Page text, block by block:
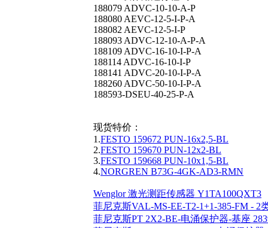
188079 ADVC-10-10-A-P
188080 AEVC-12-5-I-P-A
188082 AEVC-12-5-I-P
188093 ADVC-12-10-A-P-A
188109 ADVC-16-10-I-P-A
188114 ADVC-16-10-I-P
188141 ADVC-20-10-I-P-A
188260 ADVC-50-10-I-P-A
188593-DSEU-40-25-P-A
现货特价：
1.FESTO 159672 PUN-16x2,5-BL
2.FESTO 159670 PUN-12x2-BL
3.FESTO 159668 PUN-10x1,5-BL
4.NORGREN B73G-4GK-AD3-RMN
Wenglor 激光测距传感器 Y1TA100QXT3
菲尼克斯VAL-MS-EE-T2-1+1-385-FM - 2
菲尼克斯PT 2X2-BE-电涌保护器-基座